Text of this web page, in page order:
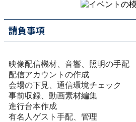
請負事項
映像配信機材、音響、照明の手配
配信アカウントの作成
会場の下見、通信環境チェック
事前収録、動画素材編集
進行台本作成
有名人ゲスト手配、管理